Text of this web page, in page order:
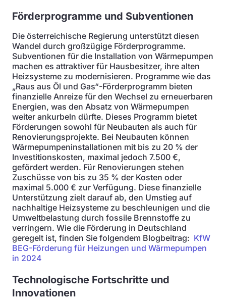
Förderprogramme und Subventionen
Die österreichische Regierung unterstützt diesen
Wandel durch großzügige Förderprogramme.
Subventionen für die Installation von Wärmepumpen
machen es attraktiver für Hausbesitzer, ihre alten
Heizsysteme zu modernisieren. Programme wie das
„Raus aus Öl und Gas“-Förderprogramm bieten
finanzielle Anreize für den Wechsel zu erneuerbaren
Energien, was den Absatz von Wärmepumpen
weiter ankurbeln dürfte. Dieses Programm bietet
Förderungen sowohl für Neubauten als auch für
Renovierungsprojekte. Bei Neubauten können
Wärmepumpeninstallationen mit bis zu 20 % der
Investitionskosten, maximal jedoch 7.500 €,
gefördert werden. Für Renovierungen stehen
Zuschüsse von bis zu 35 % der Kosten oder
maximal 5.000 € zur Verfügung. Diese finanzielle
Unterstützung zielt darauf ab, den Umstieg auf
nachhaltige Heizsysteme zu beschleunigen und die
Umweltbelastung durch fossile Brennstoffe zu
verringern. Wie die Förderung in Deutschland
geregelt ist, finden Sie folgendem Blogbeitrag: KfW
BEG-Förderung für Heizungen und Wärmepumpen
in 2024
Technologische Fortschritte und
Innovationen